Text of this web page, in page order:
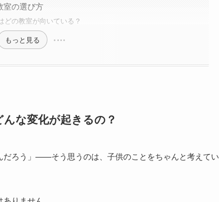
室の選び方
の教室が向いている？
もっと見る
な変化が起きるの？
だろう」——そう思うのは、子供のことをちゃんと考えてい